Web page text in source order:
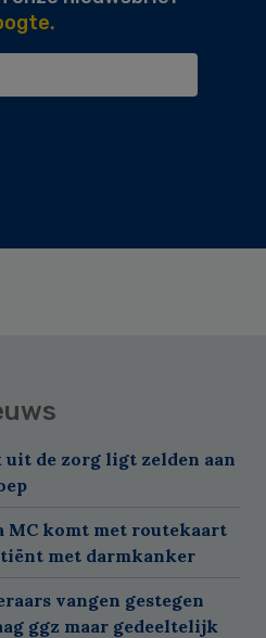
uit de zorg ligt zelden aan
MC komt met routekaart
met darmkanker
vangen gestegen
ggz maar gedeeltelijk